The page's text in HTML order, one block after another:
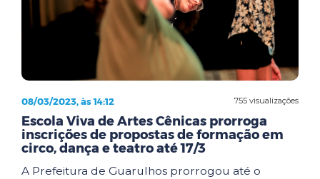
755 visualizações
08/03/2023, às 14:12
Escola Viva de Artes Cênicas prorroga
inscrições de propostas de formação em
circo, dança e teatro até 17/3
A Prefeitura de Guarulhos prorrogou até o